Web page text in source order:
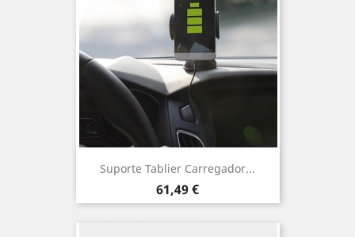
Suporte Tablier Carregador...
Preço
61,49 €